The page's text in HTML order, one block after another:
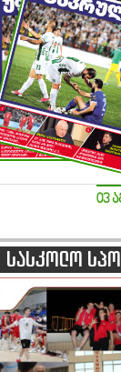
03
სასკოლო